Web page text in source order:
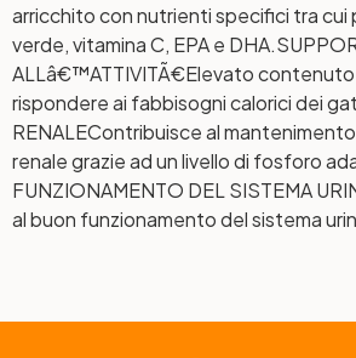
arricchito con nutrienti specifici tra cui
verde, vitamina C, EPA e DHA.
ALLâ€™ATTIVITÃ€Elevato
rispondere ai fabbisogni calorici dei
RENALEContribuisce al
renale grazie ad un livello di fosforo
FUNZIONAMENTO DEL SISTEMA
al buon funzionamento del sistema